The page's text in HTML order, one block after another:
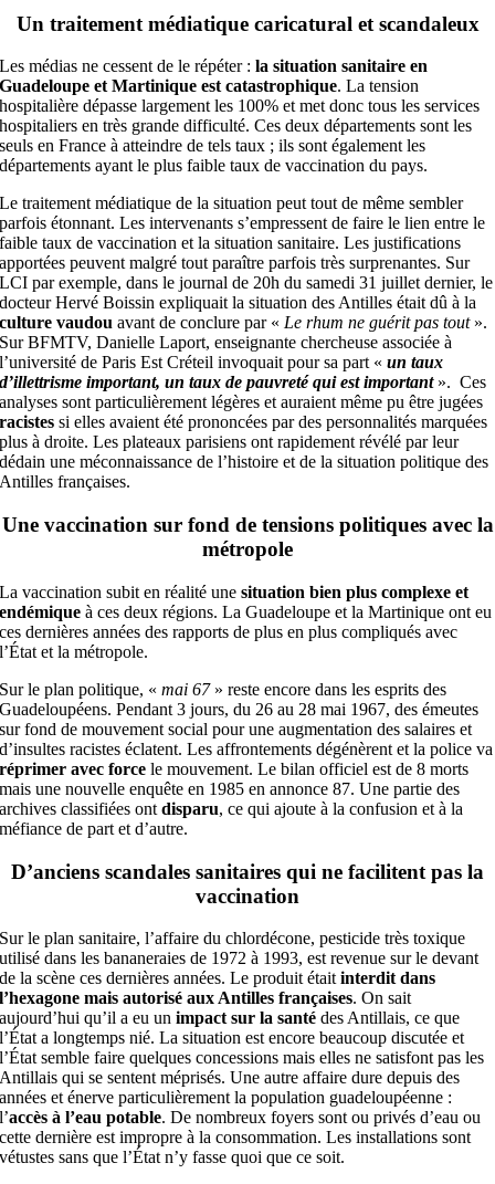
Un traitement médiatique caricatural et scandaleux
Les médias ne cessent de le répéter :la situation sanitaire en
Guadeloupe et Martinique est catastrophique. La tension
hospitalière dépasse largement les 100% et met donc tous les services
hospitaliers en très grande difficulté. Ces deux départements sont les
seuls en France à atteindre de tels taux ; ils sont également les
départements ayant le plus faible taux de vaccination du pays.
Le traitement médiatique de la situation peut tout de même sembler
parfois étonnant. Les intervenants s’empressent de faire le lien entre le
faible taux de vaccination et la situation sanitaire. Les justifications
apportées peuvent malgré tout paraître parfois très surprenantes. Sur
LCI par exemple, dans le journal de 20h du samedi 31 juillet dernier, le
docteur Hervé Boissin expliquait la situation des Antilles était dû à la
culture vaudou avant de conclure par «Le rhum ne guérit pas tout».
Sur BFMTV, Danielle Laport, enseignante chercheuse associée à
l’université de Paris Est Créteil invoquait pour sa part «un taux
d’illettrisme important, un taux de pauvreté qui est important». Ces
analyses sont particulièrement légères et auraient même pu être jugées
racistessi elles avaient été prononcées par des personnalités marquées
plus à droite. Les plateaux parisiens ont rapidement révélé par leur
dédain une méconnaissance de l’histoire et de la situation politique des
Antilles françaises.
Une vaccination sur fond de tensions politiques avec la
métropole
La vaccination subit en réalité unesituation bien plus complexe et
endémique à ces deux régions. La Guadeloupe et la Martinique ont eu
ces dernières années des rapports de plus en plus compliqués avec
l’État et la métropole.
Sur le plan politique, «mai 67» reste encore dans les esprits des
Guadeloupéens. Pendant 3 jours, du 26 au 28 mai 1967, des émeutes
sur fond de mouvement social pour une augmentation des salaires et
d’insultes racistes éclatent. Les affrontements dégénèrent et la police va
réprimer avec force le mouvement. Le bilan officiel est de 8 morts
mais une nouvelle enquête en 1985 en annonce 87. Une partie des
archives classifiées ontdisparu, ce qui ajoute à la confusion et à la
méfiance de part et d’autre.
D’anciens scandales sanitaires qui ne facilitent pas la
vaccination
Sur le plan sanitaire, l’affaire du chlordécone, pesticide très toxique
utilisé dans les bananeraies de 1972 à 1993, est revenue sur le devant
de la scène ces dernières années. Le produit étaitinterdit dans
l’hexagone mais autorisé aux Antilles françaises. On sait
aujourd’hui qu’il a eu unimpact sur la santé des Antillais, ce que
l’État a longtemps nié. La situation est encore beaucoup discutée et
l’État semble faire quelques concessions mais elles ne satisfont pas les
Antillais qui se sentent méprisés. Une autre affaire dure depuis des
années et énerve particulièrement la population guadeloupéenne :
l’accès à l’eau potable. De nombreux foyers sont ou privés d’eau ou
cette dernière est impropre à la consommation. Les installations sont
vétustes sans que l’État n’y fasse quoi que ce soit.